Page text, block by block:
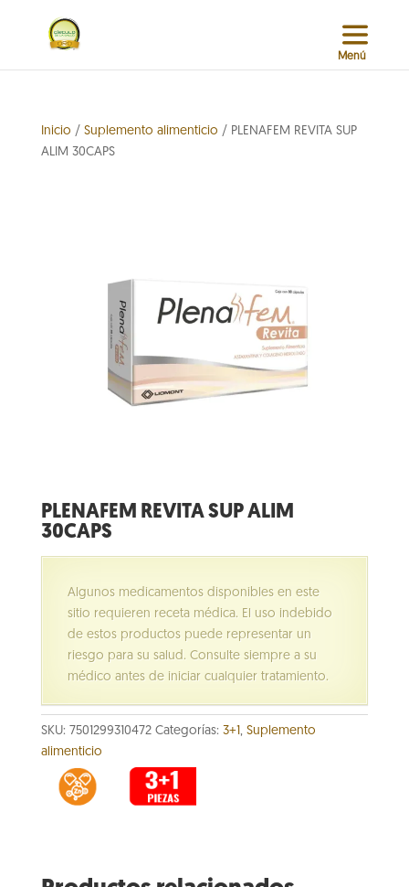
Inicio / Suplemento alimenticio / PLENAFEM REVITA SUP
ALIM 30CAPS
PLENAFEM REVITA SUP ALIM
30CAPS
Algunos medicamentos disponibles en este
sitio requieren receta médica. El uso indebido
de estos productos puede representar un
riesgo para su salud. Consulte siempre a su
médico antes de iniciar cualquier tratamiento.
SKU: 7501299310472 Categorías: 3+1, Suplemento
alimenticio